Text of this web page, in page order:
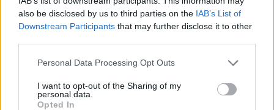
also be disclosed by us to third parties on the IAB’s List of
Downstream Participants that may further disclose it to other
Personal Data Processing Opt Outs
I want to opt-out of the Sharing of my
personal data.
Opted In
Neověřený profil
Tento uživatel zatím neprokázal svou identitu ověřovací
fotografií. U neověřených profilů nelze zaručit, že fotografie a
údaje odpovídají skutečné osobě.